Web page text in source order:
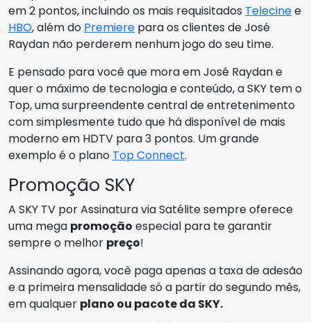
em 2 pontos, incluindo os mais requisitados Telecinee
HBO, além do Premiere para os clientes de José
Raydan não perderem nenhum jogo do seu time.
E pensado para você que mora em José Raydan e
quer o máximo de tecnologia e conteúdo, a SKY tem o
Top, uma surpreendente central de entretenimento
com simplesmente tudo que há disponível de mais
moderno em HDTV para 3 pontos. Um grande
exemplo é o plano Top Connect.
Promoção SKY
A SKY TV por Assinatura via Satélite sempre oferece
uma mega promoção especial para te garantir
sempre o melhor preço!
Assinando agora, você paga apenas a taxa de adesão
e a primeira mensalidade só a partir do segundo mês,
em qualquer plano ou pacote da SKY.